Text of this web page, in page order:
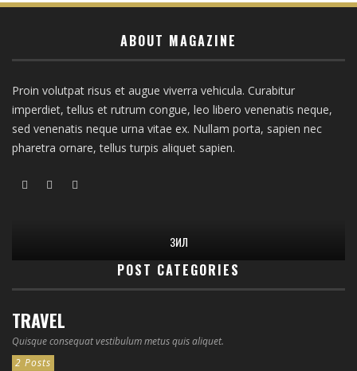
ABOUT MAGAZINE
Proin volutpat risus et augue viverra vehicula. Curabitur
imperdiet, tellus et rutrum congue, leo libero venenatis neque,
sed venenatis neque urna vitae ex. Nullam porta, sapien nec
pharetra ornare, tellus turpis aliquet sapien.
ЗИЛ
POST CATEGORIES
TRAVEL
Quisque consequat vestibulum metus quis aliquet.
2 Posts